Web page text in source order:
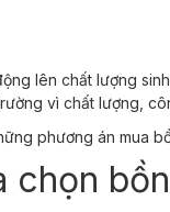
lên chất lượng
vì chất lượng,
phương án mua
chọn